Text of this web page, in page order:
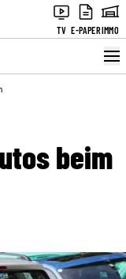
TV E-PAPERIMMO
beim